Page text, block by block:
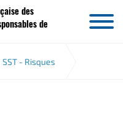
des
de
SST - Risques